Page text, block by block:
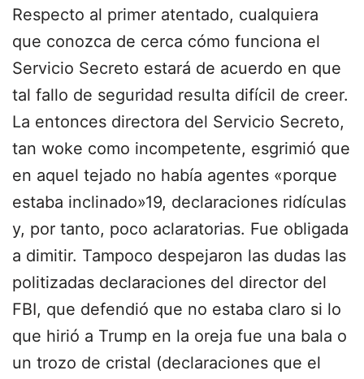
Respecto al primer atentado, cualquiera
que conozca de cerca cómo funciona el
Servicio Secreto estará de acuerdo en que
tal fallo de seguridad resulta difícil de creer.
La entonces directora del Servicio Secreto,
tan woke como incompetente, esgrimió que
en aquel tejado no había agentes «porque
estaba inclinado»19, declaraciones ridículas
y, por tanto, poco aclaratorias. Fue obligada
a dimitir. Tampoco despejaron las dudas las
politizadas declaraciones del director del
FBI, que defendió que no estaba claro si lo
que hirió a Trump en la oreja fue una bala o
un trozo de cristal (declaraciones que el